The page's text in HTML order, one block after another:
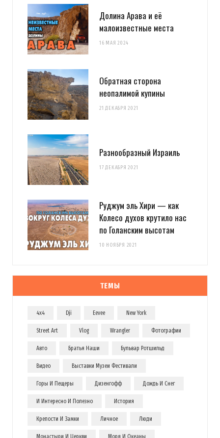
Долина Арава и её
малоизвестные места
16 МАЯ 2024
Обратная сторона
неопалимой купины
21 ДЕКАБРЯ 2021
Разнообразный Израиль
17 ДЕКАБРЯ 2021
Руджум эль Хири — как
Колесо духов крутило нас
по Голанским высотам
10 НОЯБРЯ 2021
ТЕМЫ
4x4 Dji Eevee New York
Street Art Vlog Wrangler Фотографии
Авто Братья Наши Бульвар Ротшильд
Видео Выставки Музеи Фестивали
Горы И Пещеры Дизенгофф Дождь И Снег
И Интересно И Полезно История
Крепости И Замки Личное Люди